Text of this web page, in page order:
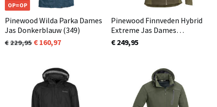
OP=OP
Pinewood Wilda Parka Dames
Jas Donkerblauw (349)
229,95 160,97
Pinewood Finnveden Hybrid
Extreme Jas Dames
Olijfgroen / Jachtgroen (723)
€ 249,95